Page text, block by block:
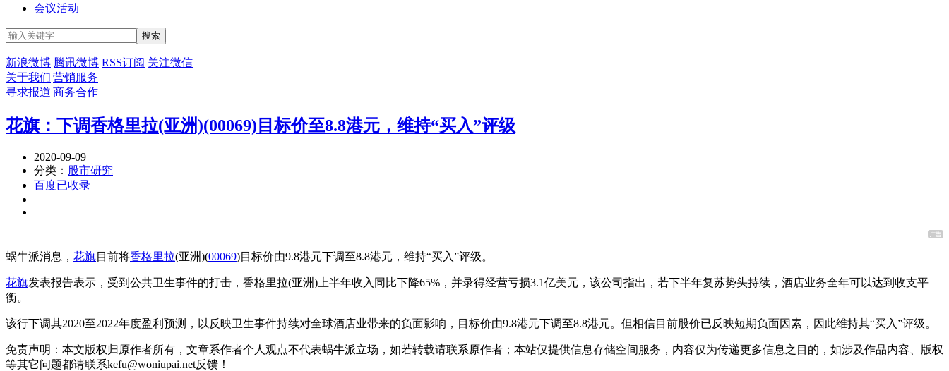
会议活动
新浪微博 腾讯微博 RSS订阅 关注微信
关于我们|营销服务
寻求报道|商务合作
花旗：下调香格里拉(亚洲)(00069)目标价至8.8港元，维持“买入”评级
2020-09-09
分类： 股市研究
百度已收录
蜗牛派消息， 花旗目前将香格里拉(亚洲)(00069)目标价由9.8港元下调至8.8港元，维持“买入”评级。
花旗发表报告表示，受到公共卫生事件的打击，香格里拉(亚洲)上半年收入同比下降65%，并录得经营亏损3.1亿美元，该公司指出，若下半年复苏势头持续，酒店业务全年可以达到收支平
衡。
该行下调其2020至2022年度盈利预测，以反映卫生事件持续对全球酒店业带来的负面影响，目标价由9.8港元下调至8.8港元。但相信目前股价已反映短期负面因素，因此维持其“买入”评级。
免责声明：本文版权归原作者所有，文章系作者个人观点不代表蜗牛派立场，如若转载请联系原作者；本站仅提供信息存储空间服务，内容仅为传递更多信息之目的，如涉及作品内容、版权
等其它问题都请联系kefu@woniupai.net反馈！